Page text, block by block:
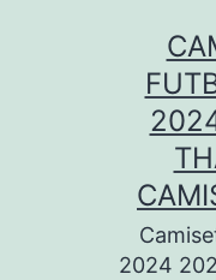
2024